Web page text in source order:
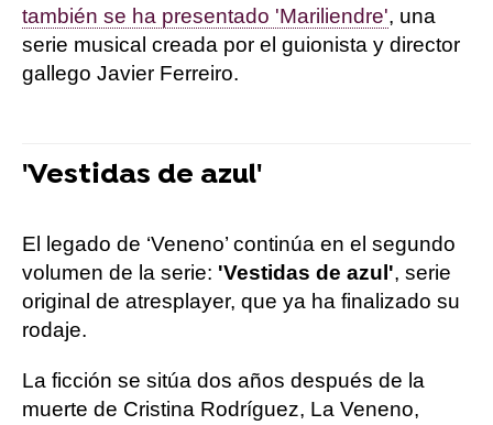
también se ha presentado 'Mariliendre', una
serie musical creada por el guionista y director
gallego Javier Ferreiro.
'Vestidas de azul'
El legado de ‘Veneno’ continúa en el segundo
volumen de la serie: 'Vestidas de azul', serie
original de atresplayer, que ya ha finalizado su
rodaje.
La ficción se sitúa dos años después de la
muerte de Cristina Rodríguez, La Veneno,